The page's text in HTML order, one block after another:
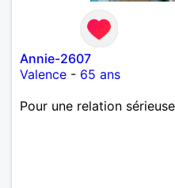
Annie-2607
Valence - 65 ans
Pour une relation